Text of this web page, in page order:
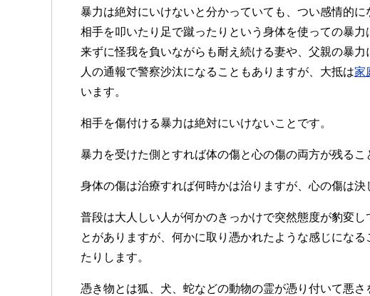
暴力は絶対にいけないと分かっていても、つい感情的
相手を叩いたり足で蹴ったりという身体を使っての暴
来ずに怪我を負いながらも耐え続ける妻や、父親の暴
人の通報で警察沙汰になることもありますが、大抵は家
います。
相手を傷付ける暴力は絶対にいけないことです。
暴力を受けた側とすれば体の傷と心の傷の両方が残るこ
身体の傷は治療すれば何時かは治りますが、心の傷は決
普段は大人しい人が何かのきっかけで突然態度が豹変
とがありますが、何かに取り憑かれたような感じにな
たりします。
憑き物とは狐、犬、蛇などの動物の霊が憑り付いて悪